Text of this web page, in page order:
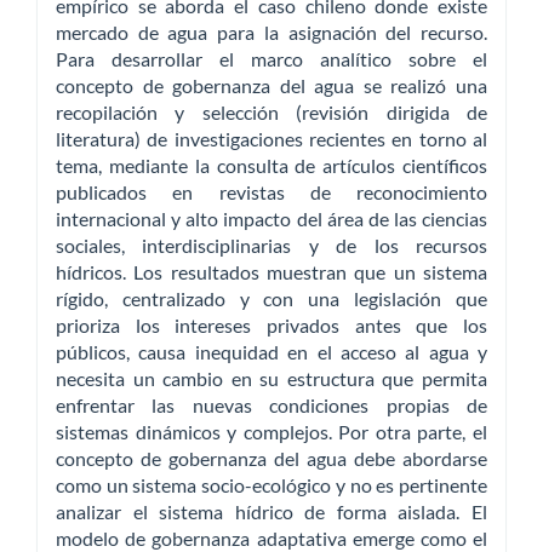
empírico se aborda el caso chileno donde existe
mercado de agua para la asignación del recurso.
Para desarrollar el marco analítico sobre el
concepto de gobernanza del agua se realizó una
recopilación y selección (revisión dirigida de
literatura) de investigaciones recientes en torno al
tema, mediante la consulta de artículos científicos
publicados en revistas de reconocimiento
internacional y alto impacto del área de las ciencias
sociales, interdisciplinarias y de los recursos
hídricos. Los resultados muestran que un sistema
rígido, centralizado y con una legislación que
prioriza los intereses privados antes que los
públicos, causa inequidad en el acceso al agua y
necesita un cambio en su estructura que permita
enfrentar las nuevas condiciones propias de
sistemas dinámicos y complejos. Por otra parte, el
concepto de gobernanza del agua debe abordarse
como un sistema socio-ecológico y no es pertinente
analizar el sistema hídrico de forma aislada. El
modelo de gobernanza adaptativa emerge como el